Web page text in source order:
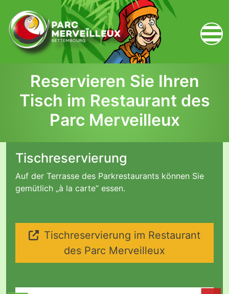
Reservieren Sie Ihren
Tisch im Restaurant des
Parc Merveilleux
Tischreservierung
Auf der Terrasse des Parkrestaurants können Sie
gemütlich „à la carte“ essen.
Tischreservierung im Restaurant
des Parc Merveilleux